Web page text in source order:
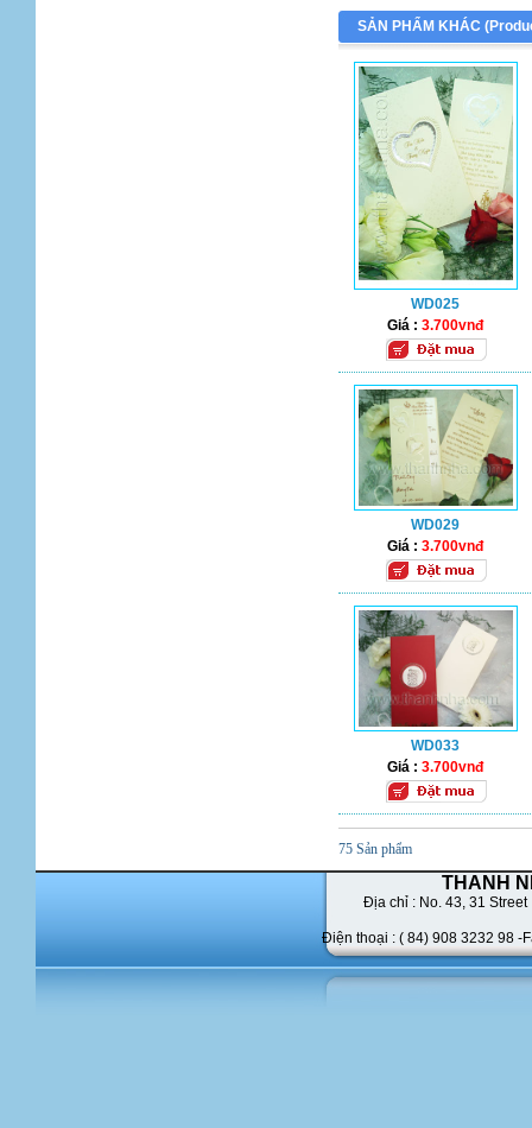
SẢN PHẨM KHÁC (
WD025
Giá :3.700vnđ
WD029
Giá :3.700vnđ
WD033
Giá :3.700vnđ
75 Sản phẩm
THANH
Địa chỉ : No. 43, 31 Street
Điện thoại : ( 84) 908 3232 98 -